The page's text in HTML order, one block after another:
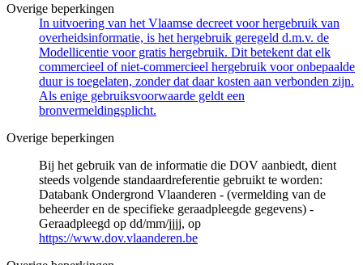
Overige beperkingen
In uitvoering van het Vlaamse decreet voor hergebruik van
overheidsinformatie, is het hergebruik geregeld d.m.v. de
Modellicentie voor gratis hergebruik. Dit betekent dat elk
commercieel of niet-commercieel hergebruik voor onbepaalde
duur is toegelaten, zonder dat daar kosten aan verbonden zijn.
Als enige gebruiksvoorwaarde geldt een
bronvermeldingsplicht.
Overige beperkingen
Bij het gebruik van de informatie die DOV aanbiedt, dient
steeds volgende standaardreferentie gebruikt te worden:
Databank Ondergrond Vlaanderen - (vermelding van de
beheerder en de specifieke geraadpleegde gegevens) -
Geraadpleegd op dd/mm/jjjj, op
https://www.dov.vlaanderen.be